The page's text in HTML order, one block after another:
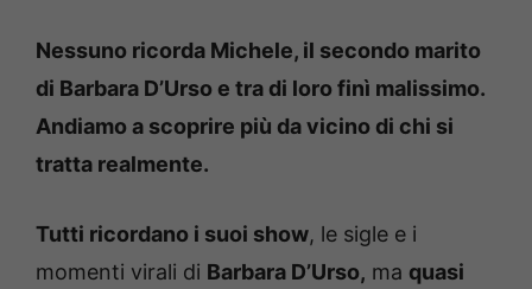
Nessuno ricorda Michele, il secondo marito
di Barbara D’Urso e tra di loro finì malissimo.
Andiamo a scoprire più da vicino di chi si
tratta realmente.
Tutti ricordano i suoi show, le sigle e i
momenti virali di Barbara D’Urso, ma quasi